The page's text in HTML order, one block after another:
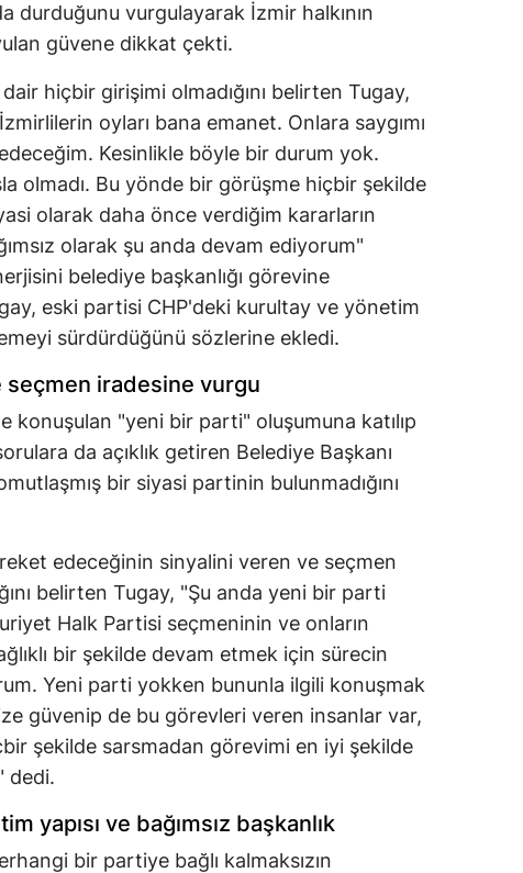
durduğunu vurgulayarak İzmir halkının
güvene dikkat çekti.
hiçbir girişimi olmadığını belirten Tugay,
oyları bana emanet. Onlara saygımı
Kesinlikle böyle bir durum yok.
olmadı. Bu yönde bir görüşme hiçbir şekilde
olarak daha önce verdiğim kararların
olarak şu anda devam ediyorum"
belediye başkanlığı görevine
eski partisi CHP'deki kurultay ve yönetim
sürdürdüğünü sözlerine ekledi.
seçmen iradesine vurgu
konuşulan "yeni bir parti" oluşumuna katılıp
da açıklık getiren Belediye Başkanı
bir siyasi partinin bulunmadığını
edeceğinin sinyalini veren ve seçmen
belirten Tugay, "Şu anda yeni bir parti
Halk Partisi seçmeninin ve onların
bir şekilde devam etmek için sürecin
Yeni parti yokken bununla ilgili konuşmak
güvenip de bu görevleri veren insanlar var,
şekilde sarsmadan görevimi en iyi şekilde
dedi.
yapısı ve bağımsız başkanlık
bir partiye bağlı kalmaksızın